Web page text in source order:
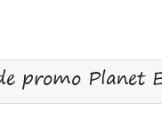
promo Planet